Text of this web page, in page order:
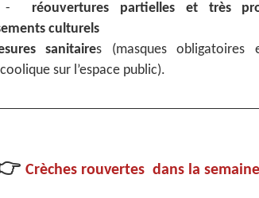
- réouvertures partielles et très
culturels
sanitaires (masques obligatoires
sur l’espace public).
Crèches rouvertes dans la